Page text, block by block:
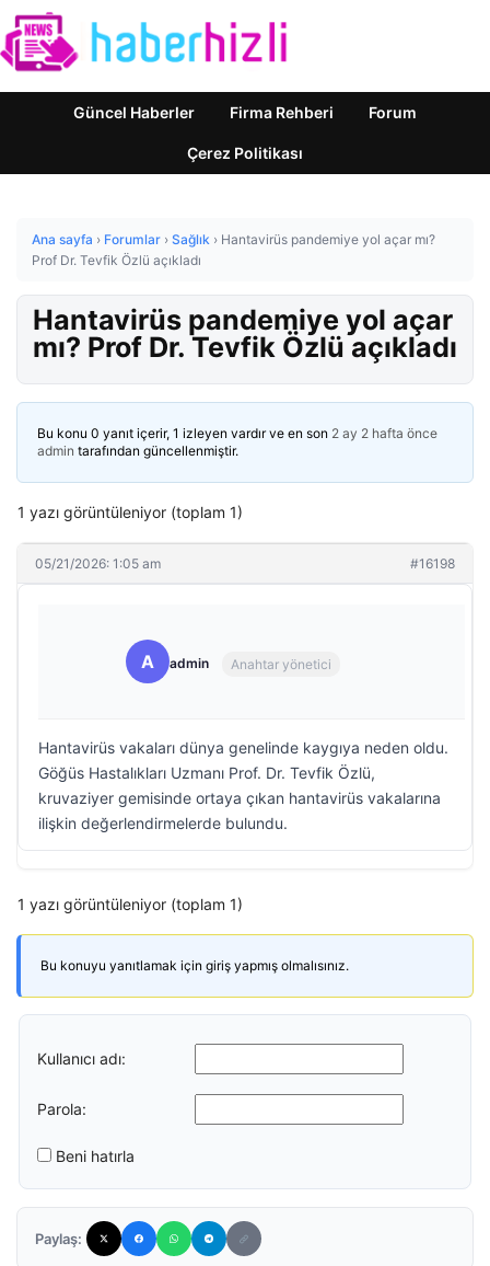
Güncel Haberler Firma Rehberi Forum
Çerez Politikası
Ana sayfa › Forumlar › Sağlık › Hantavirüs pandemiye yol açar mı?
Prof Dr. Tevfik Özlü açıkladı
Hantavirüs pandemiye yol açar
mı? Prof Dr. Tevfik Özlü açıkladı
Bu konu 0 yanıt içerir, 1 izleyen vardır ve en son 2 ay 2 hafta önce
admin tarafından güncellenmiştir.
1 yazı görüntüleniyor (toplam 1)
05/21/2026: 1:05 am #16198
A admin Anahtar yönetici
Hantavirüs vakaları dünya genelinde kaygıya neden oldu.
Göğüs Hastalıkları Uzmanı Prof. Dr. Tevfik Özlü,
kruvaziyer gemisinde ortaya çıkan hantavirüs vakalarına
ilişkin değerlendirmelerde bulundu.
1 yazı görüntüleniyor (toplam 1)
Bu konuyu yanıtlamak için giriş yapmış olmalısınız.
Kullanıcı adı:
Parola:
Beni hatırla
Paylaş: